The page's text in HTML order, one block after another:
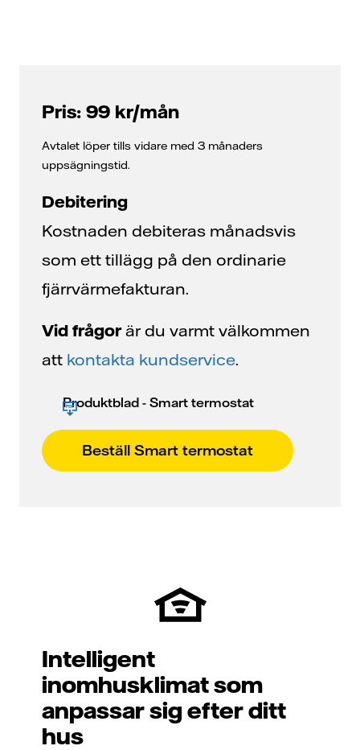
Pris: 99 kr/mån
Avtalet löper tills vidare med 3 månaders
uppsägningstid.
Debitering
Kostnaden debiteras månadsvis
som ett tillägg på den ordinarie
fjärrvärmefakturan.
Vid frågorär du varmt välkommen
att kontakta kundservice.
Produktblad - Smart termostat
Beställ Smart termostat
Intelligent
inomhusklimat som
anpassar sig efter ditt
hus